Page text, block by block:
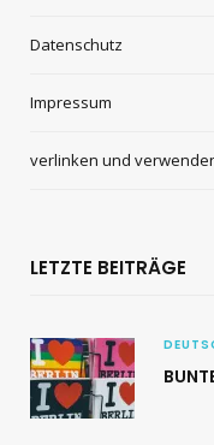
Datenschutz
Impressum
verlinken und
LETZTE BEITRÄGE